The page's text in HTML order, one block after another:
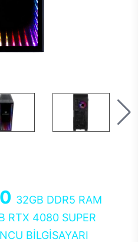
32GB DDR5 RAM
RTX 4080 SUPER
BİLGİSAYARI